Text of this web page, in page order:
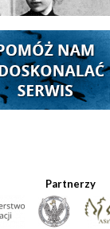
Partnerzy